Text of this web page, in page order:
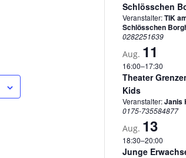
Schlösschen
Veranstalter:TIK
Schlösschen
0282251639
Aug. 11
16:00–17:30
Theater
Kids
Veranstalter:Janis
0175-735584877
Aug. 13
18:30–20:00
Junge